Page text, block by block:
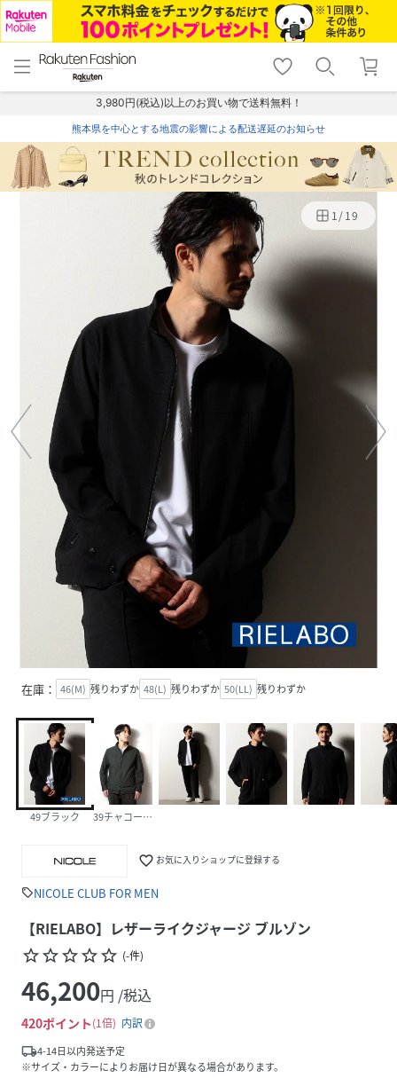
menu home
トップ
shopping_cart lock_outline
ログイン
3,980円(税込)以上のお買い物で送料無料！
熊本県を中心とする地震の影響による配送遅延のお知らせ
1/19
在庫： 46(M) 残りわずか 48(L) 残りわずか 50(LL) 残りわずか
49ブラック 39チャコールグレー
favorite_border お気に入りショップに登録する
sellNICOLE CLUB FOR MEN
【RIELABO】レザーライクジャージ ブルゾン
star_borderstar_borderstar_borderstar_borderstar_border (-件)
46,200円 /税込
420ポイント 1倍
内訳
local_shipping4-14日以内発送予定
※サイズ・カラーによりお届け日が異なる場合があります。